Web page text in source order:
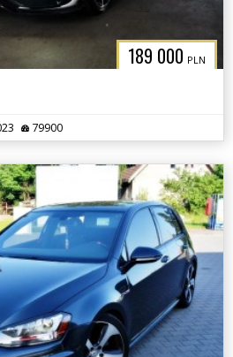
189 000 PLN
79900